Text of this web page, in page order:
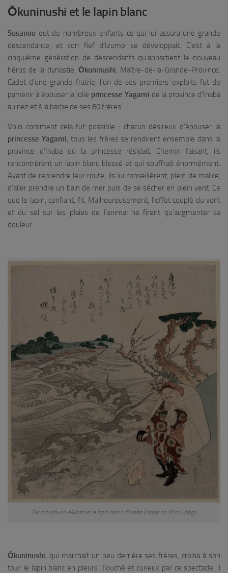
Ōkuninushi et le lapin blanc
Susanoo eut de nombreux enfants ce qui lui assura une grande
descendance, et son fief d’Izumo se développait. C’est à la
cinquième génération de descendants qu’appartient le nouveau
héros de la dynastie, Ōkuninushi, Maître-de-la-Grande-Province.
Cadet d’une grande fratrie, l’un de ses premiers exploits fut de
parvenir à épouser la jolie princesse Yagami de la province d’Inaba
au nez et à la barbe de ses 80 frères.
Voici comment cela fut possible : chacun désireux d’épouser la
princesse Yagami, tous les frères se rendirent ensemble dans la
province d’Inaba où la princesse résidait. Chemin faisant, ils
rencontrèrent un lapin blanc blessé et qui souffrait énormément.
Avant de reprendre leur route, ils lui conseillèrent, plein de malice,
d’aller prendre un bain de mer puis de se sécher en plein vent. Ce
que le lapin, confiant, fit. Malheureusement, l’effet couplé du vent
et du sel sur les plaies de l’animal ne firent qu’augmenter sa
douleur.
Ôkuninushi-no-Mikoto et le lapin blanc d’Inaba (Inaba no Shiro Usagi)
Ōkuninushi, qui marchait un peu derrière ses frères, croisa à son
tour le lapin blanc en pleurs. Touché et curieux par ce spectacle, il